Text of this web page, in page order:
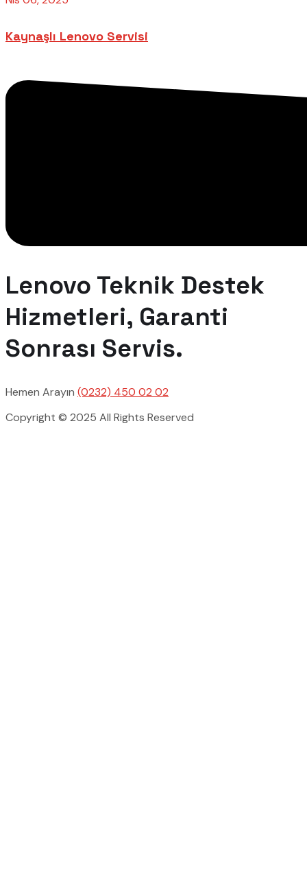
Kaynaşlı Lenovo Servisi
Lenovo Teknik Destek
Hizmetleri, Garanti
Sonrası Servis.
Hemen Arayın (0232) 450 02 02
Copyright © 2025 All Rights Reserved